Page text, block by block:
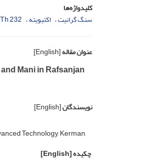
کلیدواژه‌ها
سنگ گرانیت اکتیویته 232 Th
عنوان مقاله[English]
Mani in Rafsanjan
نویسندگان[English]
Technology, Kerman,
چکیده[English]